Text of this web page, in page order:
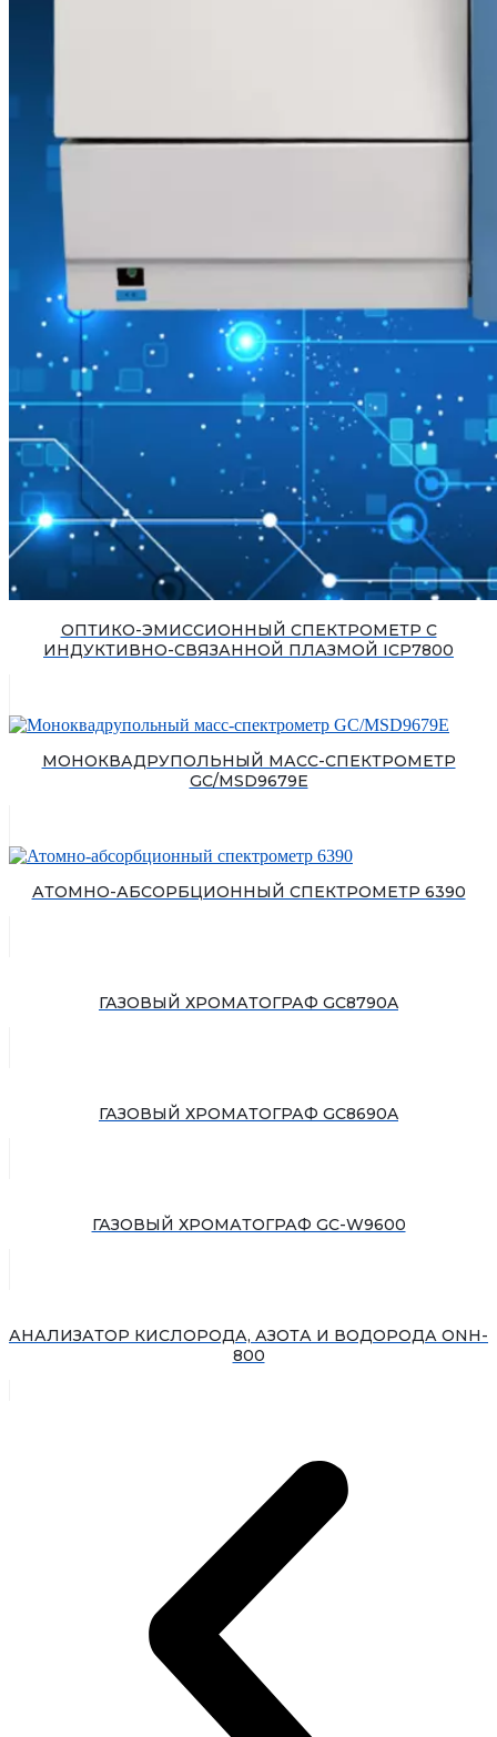
ОПТИКО-ЭМИССИОННЫЙ СПЕКТРОМЕТР С
ИНДУКТИВНО-СВЯЗАННОЙ ПЛАЗМОЙ ICP7800
МОНОКВАДРУПОЛЬНЫЙ МАСС-СПЕКТРОМЕТР
GC/MSD9679E
АТОМНО-АБСОРБЦИОННЫЙ СПЕКТРОМЕТР 6390
ГАЗОВЫЙ ХРОМАТОГРАФ GC8790A
ГАЗОВЫЙ ХРОМАТОГРАФ GC8690A
ГАЗОВЫЙ ХРОМАТОГРАФ GC-W9600
АНАЛИЗАТОР КИСЛОРОДА, АЗОТА И ВОДОРОДА ONH-
800